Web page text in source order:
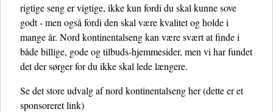
rigtige seng er vigtige, ikke kun fordi du skal kunne sove
godt - men også fordi den skal være kvalitet og holde i
mange år. Nord kontinentalseng kan være svært at finde i
både billige, gode og tilbuds-hjemmesider, men vi har fundet
det der sørger for du ikke skal lede længere.
Se det store udvalg af nord kontinentalseng her(dette er et
sponsoreret link)